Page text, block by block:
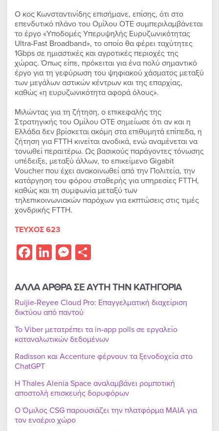
Ο κος Κωνσταντινίδης επισήμανε, επίσης, ότι στο
επενδυτικό πλάνο του Ομίλου ΟΤΕ συμπεριλαμβάνεται
το έργο «Υποδομές Υπερυψηλής Ευρυζωνικότητας
Ultra-Fast Broadband», το οποίο θα φέρει ταχύτητες
1Gbps σε ημιαστικές και αγροτικές περιοχές της
χώρας. Όπως είπε, πρόκειται για ένα πολύ σημαντικό
έργο για τη γεφύρωση του ψηφιακού χάσματος μεταξύ
των μεγάλων αστικών κέντρων και της επαρχίας,
καθώς «η ευρυζωνικότητα αφορά όλους».
Μιλώντας για τη ζήτηση, ο επικεφαλής της
Στρατηγικής του Ομίλου ΟΤΕ σημείωσε ότι αν και η
Ελλάδα δεν βρίσκεται ακόμη στα επιθυμητά επίπεδα, η
ζήτηση για FTTH κινείται ανοδικά, ενώ αναμένεται να
τονωθεί περαιτέρω. Ως βασικούς παράγοντες τόνωσης
υπέδειξε, μεταξύ άλλων, το επικείμενο Gigabit
Voucher που έχει ανακοινωθεί από την Πολιτεία, την
κατάργηση του φόρου σταθερής για υπηρεσίες FTTH,
καθώς και τη συμφωνία μεταξύ των
τηλεπικοινωνιακών παρόχων για εκπτώσεις στις τιμές
χονδρικής FTTH.
ΤΕΥΧΟΣ 623
Facebook
LinkedIn
Messenger
ΑΛΛΑ ΑΡΘΡΑ ΣΕ ΑΥΤΗ ΤΗΝ ΚΑΤΗΓΟΡΙΑ
Ruijie-Reyee Cloud Pro: Επαγγελματική διαχείριση
δικτύου από παντού
Το Viber μετατρέπει τα in-app polls σε εργαλείο
καταναλωτικών δεδομένων
Radisson και Accenture φέρνουν τα ξενοδοχεία στο
ChatGPT
Η Thales Alenia Space αναλαμβάνει ρομποτική
αποστολή επισκευής δορυφόρων
Ο Όμιλος CSG παρουσιάζει την πλατφόρμα MAIA για
τον εναέριο χώρο